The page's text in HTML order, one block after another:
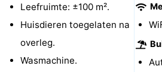
Schouwen-
Duiveland
Renesse
-
Leefruimte: ±100 m².
Huisdieren toegelaten na
overleg.
Wasmachine.